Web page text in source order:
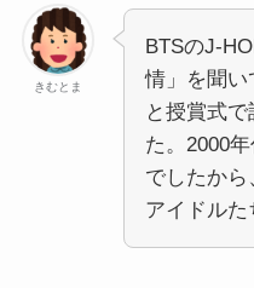
きむとま
BTSのJ-
情」を聞い
と授賞式
た。2000
でしたから
アイドル